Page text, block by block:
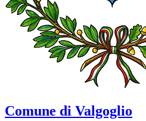
Comune di Valgoglio